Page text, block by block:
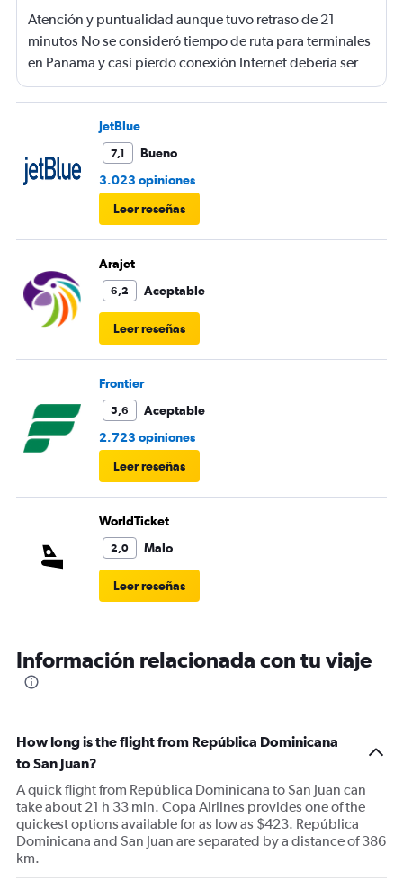
Atención y puntualidad aunque tuvo retraso de 21
minutos No se consideró tiempo de ruta para terminales
en Panama y casi pierdo conexión Internet debería ser
gratis
JetBlue
7,1
Bueno
3.023 opiniones
Leer reseñas
Arajet
6,2 Aceptable
Leer reseñas
Frontier
5,6
Aceptable
2.723 opiniones
Leer reseñas
WorldTicket
2,0 Malo
Leer reseñas
Información relacionada con tu viaje
How long is the flight from República Dominicana
to San Juan?
A quick flight from República Dominicana to San Juan can
take about 21 h 33 min. Copa Airlines provides one of the
quickest options available for as low as $423. República
Dominicana and San Juan are separated by a distance of 386
km.